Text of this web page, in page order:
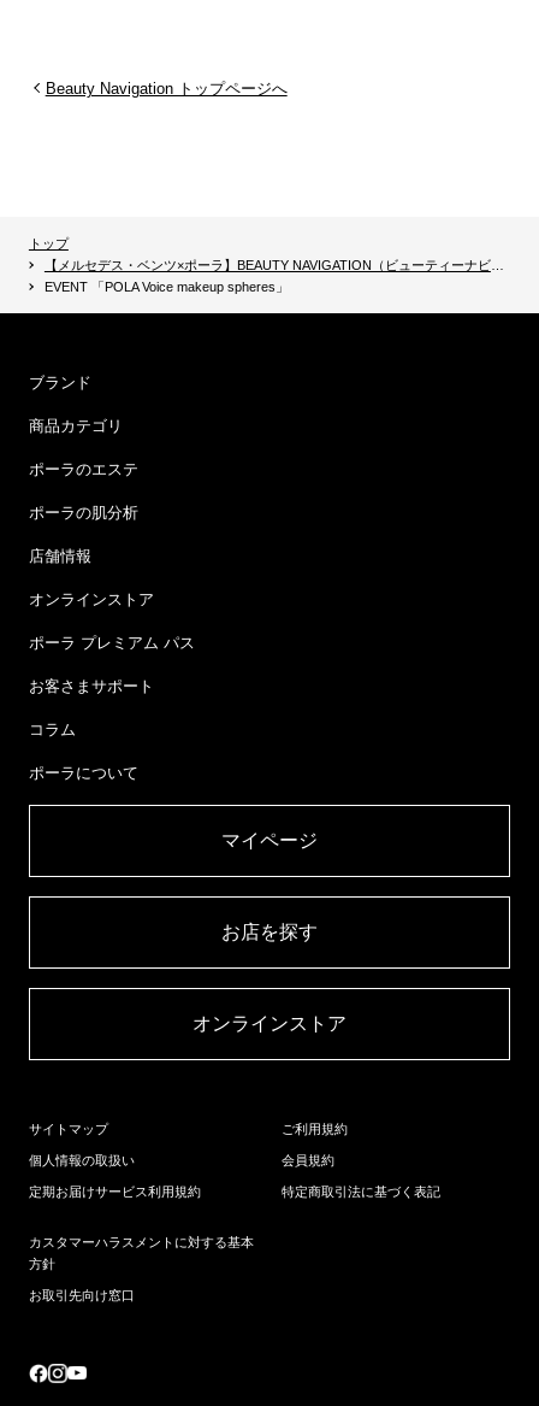
Beauty Navigation トップページへ
トップ
【メルセデス・ベンツ×ポーラ】BEAUTY NAVIGATION（ビューティーナビゲーション）
EVENT 「POLA Voice makeup spheres」
ブランド
商品カテゴリ
ポーラのエステ
ポーラの肌分析
店舗情報
オンラインストア
ポーラ プレミアム パス
お客さまサポート
コラム
ポーラについて
マイページ​
お店を探す​
オンラインストア​
サイトマップ
個人情報の取扱い
定期お届けサービス利用規約
ご利用規約
会員規約
特定商取引法に基づく表記
カスタマーハラスメントに対する基本
方針
お取引先向け窓口